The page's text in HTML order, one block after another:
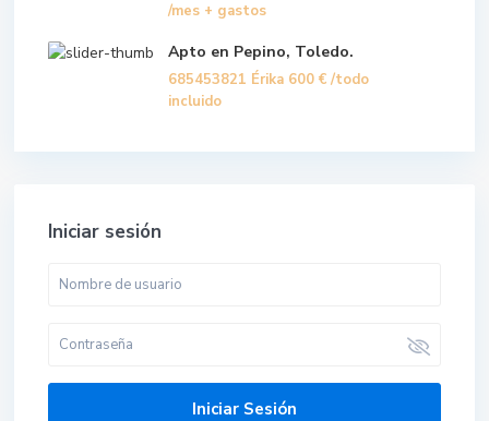
/mes + gastos
Apto en Pepino, Toledo.
685453821 Érika 600 € /todo
incluido
Iniciar sesión
Iniciar Sesión